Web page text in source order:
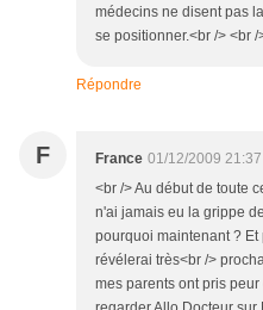
médecins ne disent pas
se positionner.<br /> <br /
Répondre
F France 01/12/2009 21:37
<br /> Au début de toute
n'ai jamais eu la grippe
pourquoi maintenant ? Et
révélerai très<br />
mes parents ont pris